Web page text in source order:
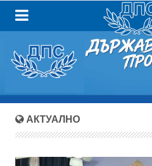
АКТУАЛНО